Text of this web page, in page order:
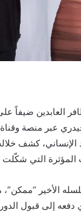
العابدين ضيفاً على
عبر منصة
الإنساني، كشف
المؤثرة التي
الأخير “ممكن”،
إلى قبول